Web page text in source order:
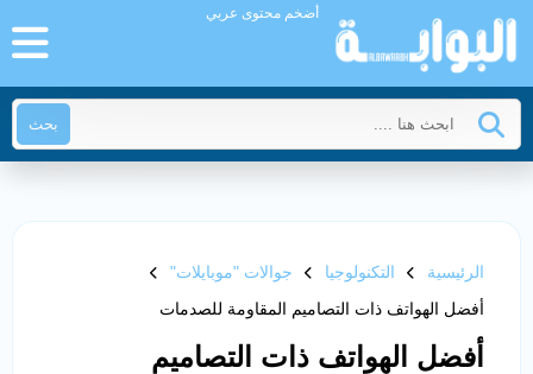
أضخم محتوى عربي
بحث
الرئيسية التكنولوجيا
جوالات "موبايلات"
أفضل الهواتف ذات التصاميم المقاومة للصدمات
أفضل الهواتف ذات التصاميم